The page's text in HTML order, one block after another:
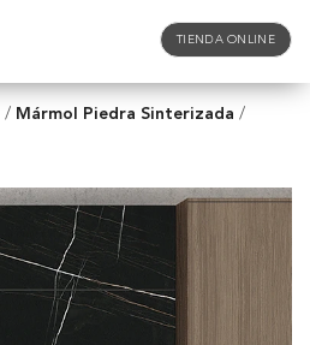
TIENDA ONLINE
/ Mármol Piedra Sinterizada /